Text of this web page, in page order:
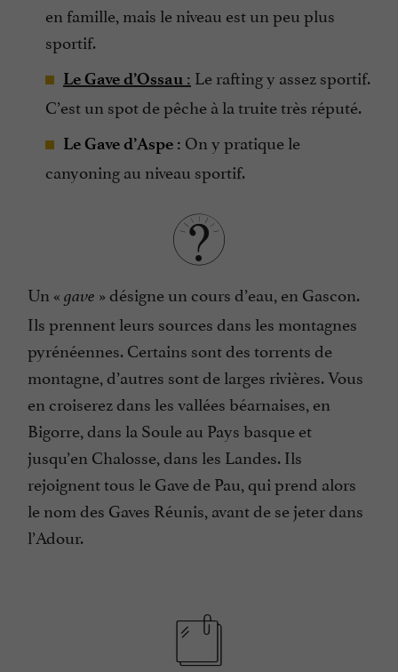
en famille, mais le niveau est un peu plus
sportif.
Le Gave d’Ossau : Le rafting y assez sportif.
C’est un spot de pêche à la truite très réputé.
Le Gave d’Aspe : On y pratique le
canyoning au niveau sportif.
Un « gave » désigne un cours d’eau, en Gascon.
Ils prennent leurs sources dans les montagnes
pyrénéennes. Certains sont des torrents de
montagne, d’autres sont de larges rivières. Vous
en croiserez dans les vallées béarnaises, en
Bigorre, dans la Soule au Pays basque et
jusqu’en Chalosse, dans les Landes. Ils
rejoignent tous le Gave de Pau, qui prend alors
le nom des Gaves Réunis, avant de se jeter dans
l’Adour.